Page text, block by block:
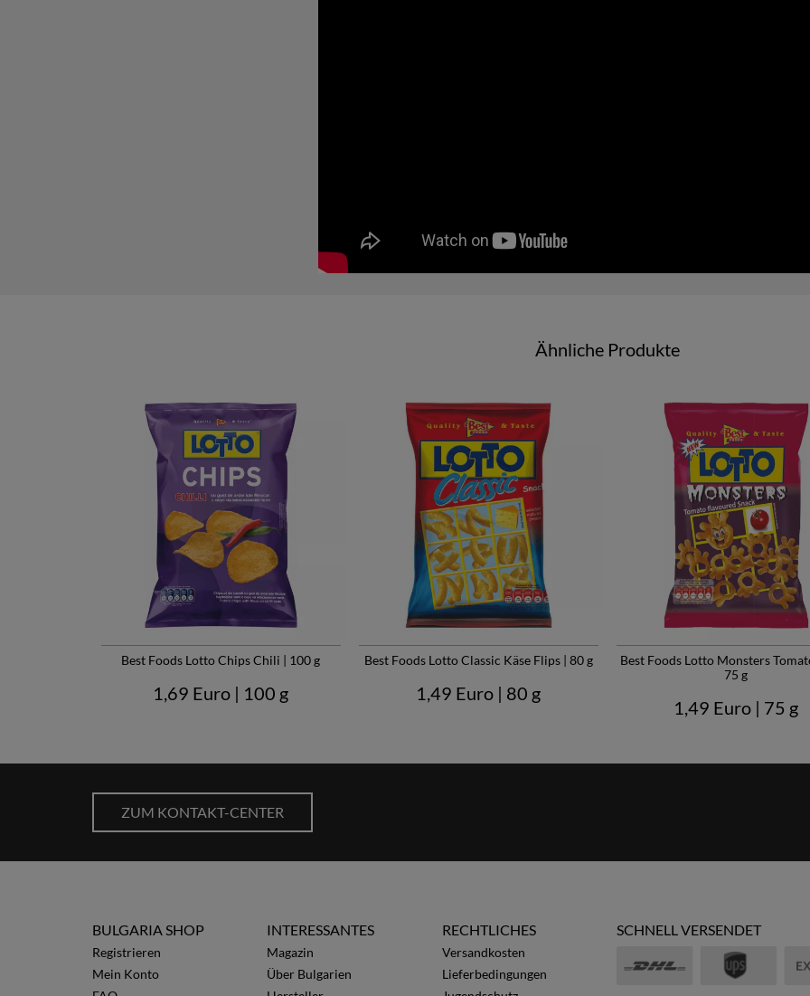
Ähnliche Produkte
Best Foods Lotto Chips Chili | 100 g
1,69 Euro | 100 g
Best Foods Lotto Classic Käse Flips | 80 g
1,49 Euro | 80 g
Best Foods Lotto Monsters
75 g
1,49 Euro | 75 g
ZUM KONTAKT-CENTER
BULGARIA SHOP
Registrieren
Mein Konto
INTERESSANTES
Magazin
Über Bulgarien
RECHTLICHES
Versandkosten
Lieferbedingungen
SCHNELL VERSENDET